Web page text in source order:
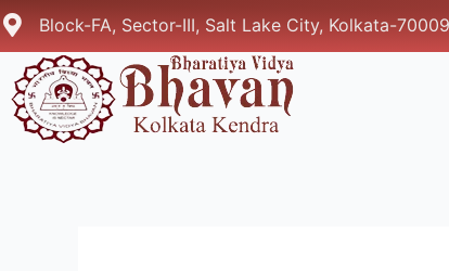
Skip
to
content
Block-FA, Sector-III, Salt Lake City, Kolkata-